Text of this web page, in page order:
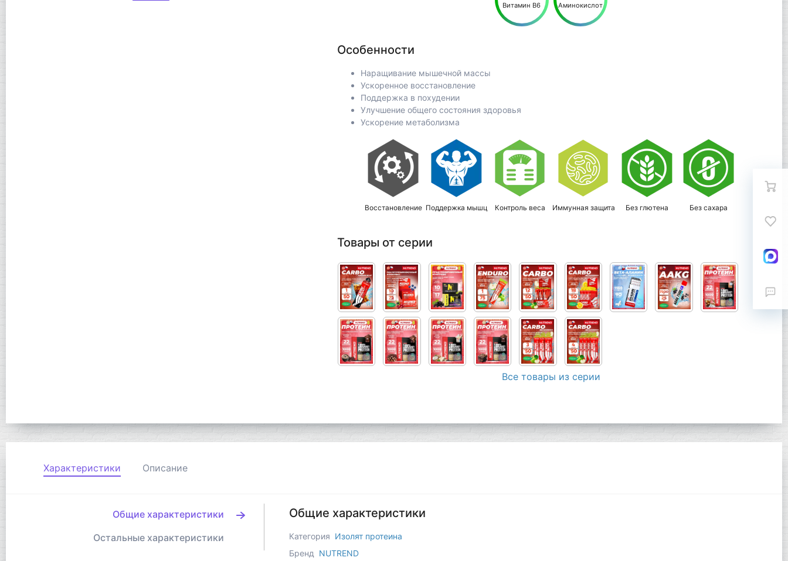
Витамин B6 Аминокислот
Особенности
Наращивание мышечной массы
Ускоренное восстановление
Поддержка в похудении
Улучшение общего состояния здоровья
Ускорение метаболизма
Восстановление Поддержка мышц Контроль веса Иммунная защита Без глютена Без сахара
Товары от серии
Все товары из серии
Характеристики Описание
Общие характеристики
Остальные характеристики
Общие характеристики
Категория Изолят протеина
Бренд NUTREND